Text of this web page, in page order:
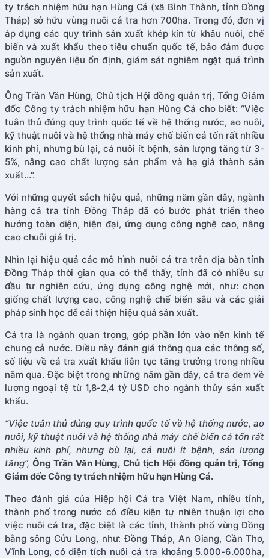
ty trách nhiệm hữu hạn Hùng Cá (xã Bình Thành, tỉnh Đồng
Tháp) sở hữu vùng nuôi cá tra hơn 700ha. Trong đó, đơn vị
áp dụng các quy trình sản xuất khép kín từ khâu nuôi, chế
biến và xuất khẩu theo tiêu chuẩn quốc tế, bảo đảm được
nguồn nguyên liệu ổn định, giám sát nghiêm ngặt quá trình
sản xuất.
Ông Trần Văn Hùng, Chủ tịch Hội đồng quản trị, Tổng Giám
đốc Công ty trách nhiệm hữu hạn Hùng Cá cho biết: “Việc
tuân thủ đúng quy trình quốc tế về hệ thống nước, ao nuôi,
kỹ thuật nuôi và hệ thống nhà máy chế biến cá tốn rất nhiều
kinh phí, nhưng bù lại, cá nuôi ít bệnh, sản lượng tăng từ 3-
5%, nâng cao chất lượng sản phẩm và hạ giá thành sản
xuất…”.
Với những quyết sách hiệu quả, những năm gần đây, ngành
hàng cá tra tỉnh Đồng Tháp đã có bước phát triển theo
hướng toàn diện, hiện đại, ứng dụng công nghệ cao, nâng
cao chuỗi giá trị.
Nhìn lại hiệu quả các mô hình nuôi cá tra trên địa bàn tỉnh
Đồng Tháp thời gian qua có thể thấy, tỉnh đã có nhiều sự
đầu tư nghiên cứu, ứng dụng công nghệ mới, như: chọn
giống chất lượng cao, công nghệ chế biến sâu và các giải
pháp sinh học để cải thiện hiệu quả sản xuất.
Cá tra là ngành quan trọng, góp phần lớn vào nền kinh tế
chung cả nước. Điều này đánh giá thông qua các thông số,
số liệu về cá tra xuất khẩu liên tục tăng trưởng trong nhiều
năm qua. Đặc biệt trong những năm gần đây, cá tra đem về
lượng ngoại tệ từ 1,8-2,4 tỷ USD cho ngành thủy sản xuất
khẩu.
“Việc tuân thủ đúng quy trình quốc tế về hệ thống nước, ao
nuôi, kỹ thuật nuôi và hệ thống nhà máy chế biến cá tốn rất
nhiều kinh phí, nhưng bù lại, cá nuôi ít bệnh, sản lượng
tăng”, Ông Trần Văn Hùng, Chủ tịch Hội đồng quản trị, Tổng
Giám đốc Công ty trách nhiệm hữu hạn Hùng Cá.
Theo đánh giá của Hiệp hội Cá tra Việt Nam, nhiều tỉnh,
thành phố trong nước có điều kiện tự nhiên thuận lợi cho
việc nuôi cá tra, đặc biệt là các tỉnh, thành phố vùng Đồng
bằng sông Cửu Long, như: Đồng Tháp, An Giang, Cần Thơ,
Vĩnh Long, có diện tích nuôi cá tra khoảng 5.000-6.000ha,